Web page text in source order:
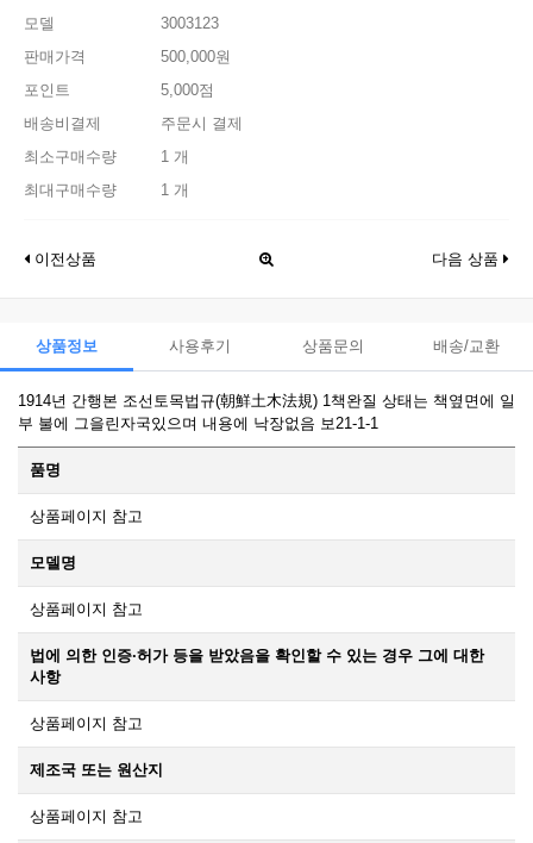
모델
3003123
판매가격
500,000원
포인트
5,000점
배송비결제
주문시 결제
최소구매수량
1 개
최대구매수량
1 개
이전상품 다음 상품
상품정보 사용후기 상품문의 배송/교환
1914년 간행본 조선토목법규(朝鮮土木法規) 1책완질 상태는 책옆면에 일
부 불에 그을린자국있으며 내용에 낙장없음 보21-1-1
품명
상품페이지 참고
모델명
상품페이지 참고
법에 의한 인증·허가 등을 받았음을 확인할 수 있는 경우 그에 대한
사항
상품페이지 참고
제조국 또는 원산지
상품페이지 참고